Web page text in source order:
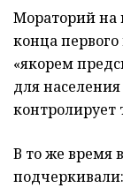
Мораторий на
конца первого
«якорем
для населения
контролирует
В то же время